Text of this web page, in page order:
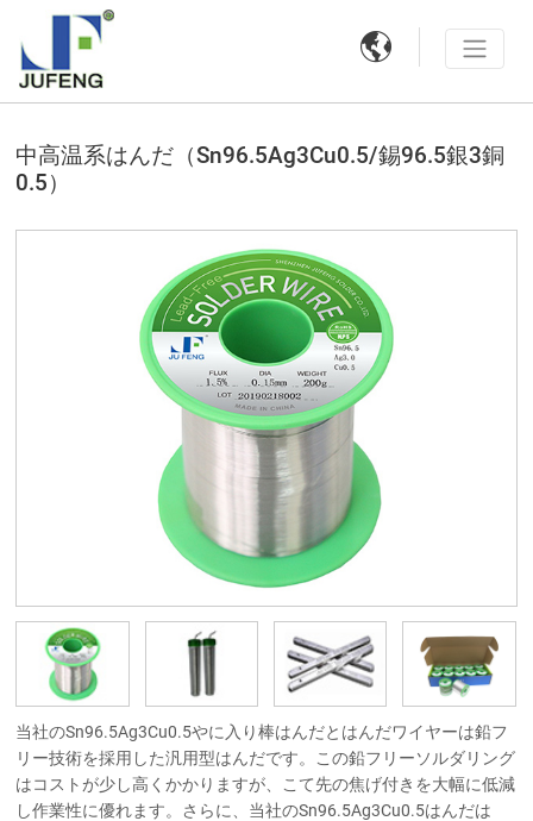

中高温系はんだ（Sn96.5Ag3Cu0.5/錫96.5銀3銅
0.5）
当社のSn96.5Ag3Cu0.5やに入り棒はんだとはんだワイヤーは鉛フ
リー技術を採用した汎用型はんだです。この鉛フリーソルダリング
はコストが少し高くかかりますが、こて先の焦げ付きを大幅に低減
し作業性に優れます。さらに、当社のSn96.5Ag3Cu0.5はんだは